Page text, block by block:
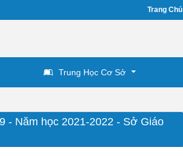
Trang Chủ
Trung Học Cơ Sở
- Năm học 2021-2022 - Sở Giáo